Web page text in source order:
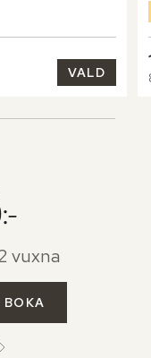
VALD
vuxna
BOKA